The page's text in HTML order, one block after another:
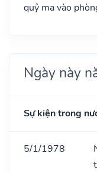
quỷ ma vào
Ngày này
Sự kiện trong
5/1/1978